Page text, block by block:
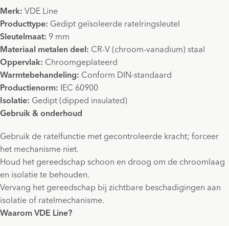
Merk: VDE Line
Producttype: Gedipt geïsoleerde ratelringsleutel
Sleutelmaat: 9 mm
Materiaal metalen deel: CR-V (chroom-vanadium) staal
Oppervlak: Chroomgeplateerd
Warmtebehandeling: Conform DIN-standaard
Productienorm: IEC 60900
Isolatie: Gedipt (dipped insulated)
Gebruik & onderhoud
Gebruik de ratelfunctie met gecontroleerde kracht; forceer
het mechanisme niet.
Houd het gereedschap schoon en droog om de chroomlaag
en isolatie te behouden.
Vervang het gereedschap bij zichtbare beschadigingen aan
isolatie of ratelmechanisme.
Waarom VDE Line?